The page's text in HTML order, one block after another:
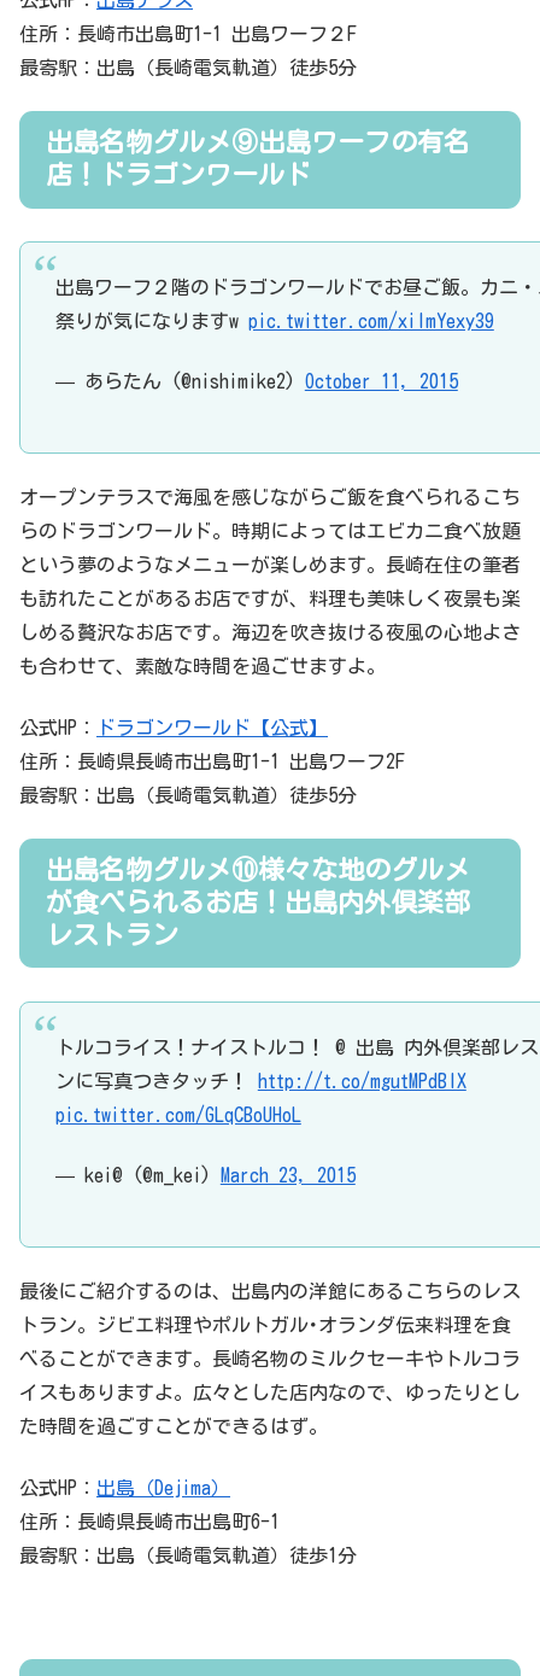
住所：長崎市出島町1-1 出島ワーフ２F
最寄駅：出島（長崎電気軌道）徒歩5分
出島名物グルメ⑨出島ワーフの有名
店！ドラゴンワールド
出島ワーフ２階のドラゴンワールドでお昼ご飯。カニ
祭りが気になりますw pic.twitter.com/xiImYexy39
— あらたん (@nishimike2) October 11, 2015
オープンテラスで海風を感じながらご飯を食べられるこち
らのドラゴンワールド。時期によってはエビカニ食べ放題
という夢のようなメニューが楽しめます。長崎在住の筆者
も訪れたことがあるお店ですが、料理も美味しく夜景も楽
しめる贅沢なお店です。海辺を吹き抜ける夜風の心地よさ
も合わせて、素敵な時間を過ごせますよ。
公式HP：
ドラゴンワールド【公式】
住所：長崎県長崎市出島町1-1 出島ワーフ2F
最寄駅：出島（長崎電気軌道）徒歩5分
出島名物グルメ⑩様々な地のグルメ
が食べられるお店！出島内外倶楽部
レストラン
トルコライス！ナイストルコ！ @ 出島 内外倶楽部レ
ンに写真つきタッチ！ http://t.co/mgutMPdBlX
pic.twitter.com/GLqCBoUHoL
— kei@ (@m_kei) March 23, 2015
最後にご紹介するのは、出島内の洋館にあるこちらのレス
トラン。ジビエ料理やポルトガル･オランダ伝来料理を食
べることができます。長崎名物のミルクセーキやトルコラ
イスもありますよ。広々とした店内なので、ゆったりとし
た時間を過ごすことができるはず。
公式HP： 出島（Dejima）
住所：長崎県長崎市出島町6-1
最寄駅：出島（長崎電気軌道）徒歩1分